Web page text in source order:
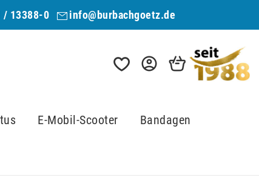
/ 13388-0 info@burbachgoetz.de
E-Mobil-Scooter Bandagen